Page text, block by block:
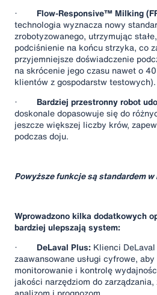
· Flow-Responsive™ Milking
technologia wyznacza nowy
zrobotyzowanego, utrzymując
podciśnienie na końcu strzyka, co
przyjemniejsze doświadczenie
na skrócenie jego czasu nawet o
klientów z gospodarstw testowych).
· Bardziej przestronny robot
doskonale dopasowuje się do
jeszcze większej liczby krów,
podczas doju.
Powyższe funkcje są standardem
Wprowadzono kilka dodatkowych
bardziej ulepszają system:
·
DeLaval Plus: Klienci
zaawansowane usługi cyfrowe,
monitorowanie i kontrolę
jakości narzędziom do